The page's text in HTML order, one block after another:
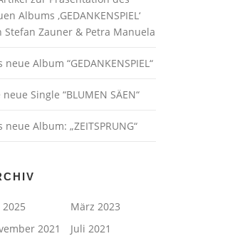
Albums ‚GEDANKENSPIEL‘
Stefan Zauner & Petra Manuela
neue Album “GEDANKENSPIEL“
neue Single “BLUMEN SÄEN“
neue Album: „ZEITSPRUNG“
2025
März 2023
2021
Juli 2021